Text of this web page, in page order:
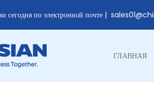
сегодня по электронной почте |
ГЛАВНАЯ